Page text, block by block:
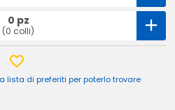
0 pz
(0 colli)
lista di preferiti per poterlo trovare